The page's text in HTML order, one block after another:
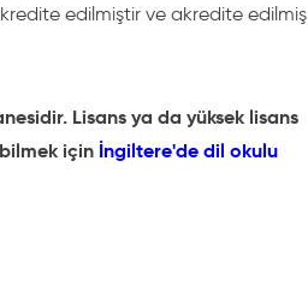
edilmiştir ve akredite edilmiş
Lisans ya da yüksek lisans
için İngiltere'de dil okulu